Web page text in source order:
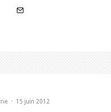
· 15 juin 2012